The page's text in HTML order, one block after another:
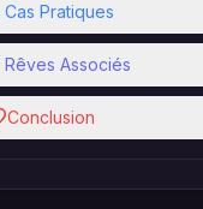
Cas Pratiques
Rêves Associés
Conclusion